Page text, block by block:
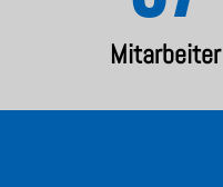
Mitarbeiter